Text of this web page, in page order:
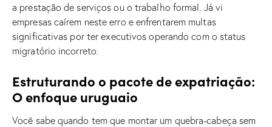
a prestação de serviços ou o trabalho formal. Já vi
empresas caírem neste erro e enfrentarem multas
significativas por ter executivos operando com o status
migratório incorreto.
Estruturando o pacote de expatriação:
O enfoque uruguaio
Você sabe quando tem que montar um quebra-cabeça sem